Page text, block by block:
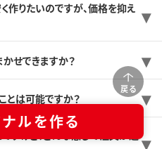
戻る
ルを作る
作りたいのですが、価格を抑え
せできますか？
とは可能ですか？
すけど、どんな感じで注文が進